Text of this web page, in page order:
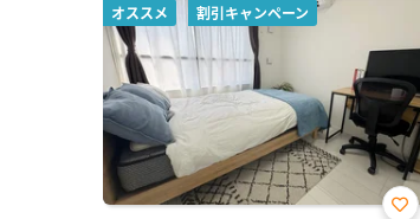
オススメ 割引キャンペーン